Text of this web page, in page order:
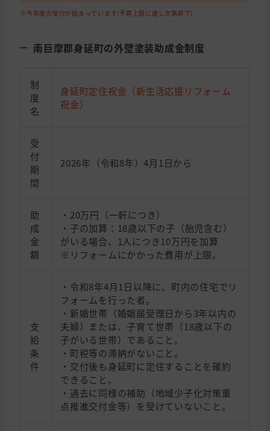
※今年度の受付が始まっています(予算上限に達し次第終了)
南巨摩郡身延町の外壁塗装助成金制度
制
度
名
身延町定住祝金（新生活応援リフォーム
祝金）
受
付
期
間
2026年（令和8年）4月1日から
助
成
金
額
・20万円（一軒につき）
・子の加算：18歳以下の子（胎児含む）
がいる場合、1人につき10万円を加算
※リフォームにかかった費用が上限。
支
給
条
件
・令和8年4月1日以降に、町内の住宅でリ
フォームを行った者。
・新婚世帯（婚姻届受理日から3年以内の
夫婦）または、子育て世帯（18歳以下の
子がいる世帯）であること。
・町税等の滞納がないこと。
・交付後も身延町に定住することを確約
できること。
・過去に同様の補助（地域少子化対策重
点推進交付金等）を受けていないこと。